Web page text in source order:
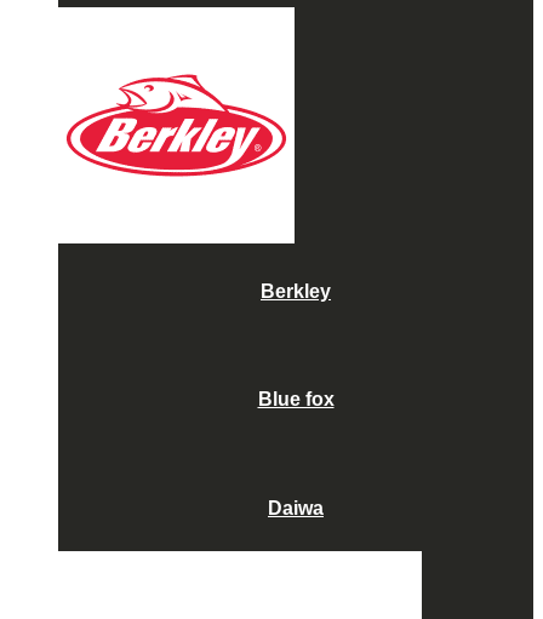
Berkley
Blue fox
Daiwa